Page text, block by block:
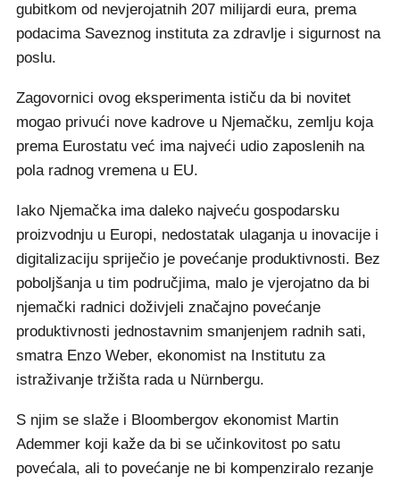
gubitkom od nevjerojatnih 207 milijardi eura, prema
podacima Saveznog instituta za zdravlje i sigurnost na
poslu.
Zagovornici ovog eksperimenta ističu da bi novitet
mogao privući nove kadrove u Njemačku, zemlju koja
prema Eurostatu već ima najveći udio zaposlenih na
pola radnog vremena u EU.
Iako Njemačka ima daleko najveću gospodarsku
proizvodnju u Europi, nedostatak ulaganja u inovacije i
digitalizaciju spriječio je povećanje produktivnosti. Bez
poboljšanja u tim područjima, malo je vjerojatno da bi
njemački radnici doživjeli značajno povećanje
produktivnosti jednostavnim smanjenjem radnih sati,
smatra Enzo Weber, ekonomist na Institutu za
istraživanje tržišta rada u Nürnbergu.
S njim se slaže i Bloombergov ekonomist Martin
Ademmer koji kaže da bi se učinkovitost po satu
povećala, ali to povećanje ne bi kompenziralo rezanje